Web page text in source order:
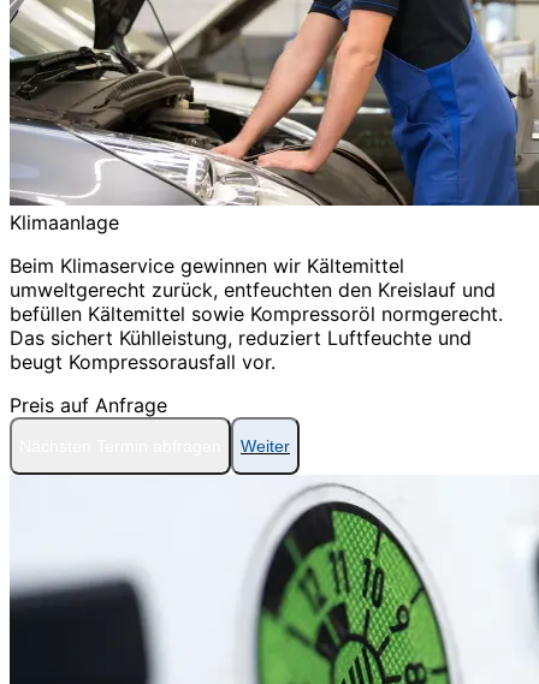
Klimaanlage
Beim Klimaservice gewinnen wir Kältemittel
umweltgerecht zurück, entfeuchten den Kreislauf und
befüllen Kältemittel sowie Kompressoröl normgerecht.
Das sichert Kühlleistung, reduziert Luftfeuchte und
beugt Kompressorausfall vor.
Preis auf Anfrage
Weiter